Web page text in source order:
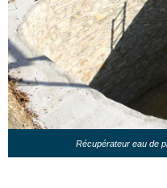
Récupérateur eau de